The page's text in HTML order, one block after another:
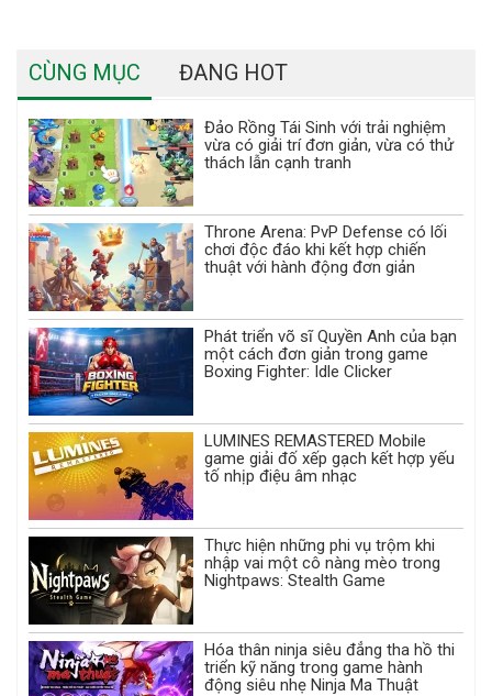
CÙNG MỤC ĐANG HOT
Đảo Rồng Tái Sinh với trải nghiệm
vừa có giải trí đơn giản, vừa có thử
thách lẫn cạnh tranh
Throne Arena: PvP Defense có lối
chơi độc đáo khi kết hợp chiến
thuật với hành động đơn giản
Phát triển võ sĩ Quyền Anh của bạn
một cách đơn giản trong game
Boxing Fighter: Idle Clicker
LUMINES REMASTERED Mobile
game giải đố xếp gạch kết hợp yếu
tố nhịp điệu âm nhạc
Thực hiện những phi vụ trộm khi
nhập vai một cô nàng mèo trong
Nightpaws: Stealth Game
Hóa thân ninja siêu đẳng tha hồ thi
triển kỹ năng trong game hành
động siêu nhẹ Ninja Ma Thuật